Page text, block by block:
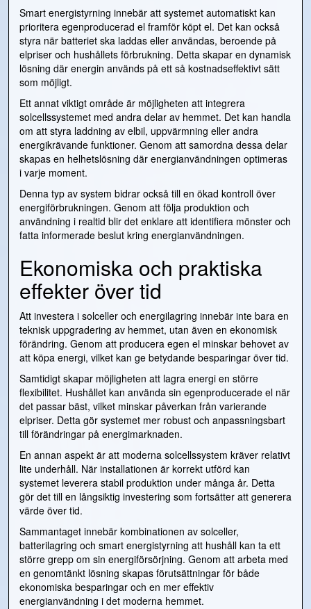
Smart energistyrning innebär att systemet automatiskt kan
prioritera egenproducerad el framför köpt el. Det kan också
styra när batteriet ska laddas eller användas, beroende på
elpriser och hushållets förbrukning. Detta skapar en dynamisk
lösning där energin används på ett så kostnadseffektivt sätt
som möjligt.
Ett annat viktigt område är möjligheten att integrera
solcellssystemet med andra delar av hemmet. Det kan handla
om att styra laddning av elbil, uppvärmning eller andra
energikrävande funktioner. Genom att samordna dessa delar
skapas en helhetslösning där energianvändningen optimeras
i varje moment.
Denna typ av system bidrar också till en ökad kontroll över
energiförbrukningen. Genom att följa produktion och
användning i realtid blir det enklare att identifiera mönster och
fatta informerade beslut kring energianvändningen.
Ekonomiska och praktiska
effekter över tid
Att investera i solceller och energilagring innebär inte bara en
teknisk uppgradering av hemmet, utan även en ekonomisk
förändring. Genom att producera egen el minskar behovet av
att köpa energi, vilket kan ge betydande besparingar över tid.
Samtidigt skapar möjligheten att lagra energi en större
flexibilitet. Hushållet kan använda sin egenproducerade el när
det passar bäst, vilket minskar påverkan från varierande
elpriser. Detta gör systemet mer robust och anpassningsbart
till förändringar på energimarknaden.
En annan aspekt är att moderna solcellssystem kräver relativt
lite underhåll. När installationen är korrekt utförd kan
systemet leverera stabil produktion under många år. Detta
gör det till en långsiktig investering som fortsätter att generera
värde över tid.
Sammantaget innebär kombinationen av solceller,
batterilagring och smart energistyrning att hushåll kan ta ett
större grepp om sin energiförsörjning. Genom att arbeta med
en genomtänkt lösning skapas förutsättningar för både
ekonomiska besparingar och en mer effektiv
energianvändning i det moderna hemmet.